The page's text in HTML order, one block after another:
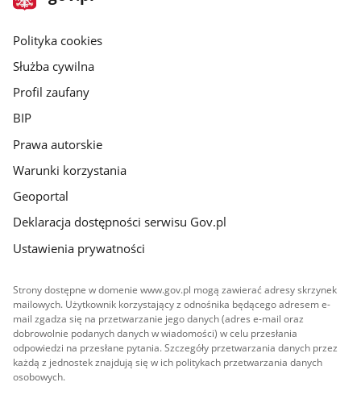
gov.pl
gov.pl
Polityka cookies
Służba cywilna
Profil zaufany
BIP
Prawa autorskie
Warunki korzystania
Geoportal
Deklaracja dostępności serwisu Gov.pl
Ustawienia prywatności
Strony dostępne w domenie www.gov.pl mogą zawierać adresy skrzynek
mailowych. Użytkownik korzystający z odnośnika będącego adresem e-
mail zgadza się na przetwarzanie jego danych (adres e-mail oraz
dobrowolnie podanych danych w wiadomości) w celu przesłania
odpowiedzi na przesłane pytania. Szczegóły przetwarzania danych przez
każdą z jednostek znajdują się w ich politykach przetwarzania danych
osobowych.